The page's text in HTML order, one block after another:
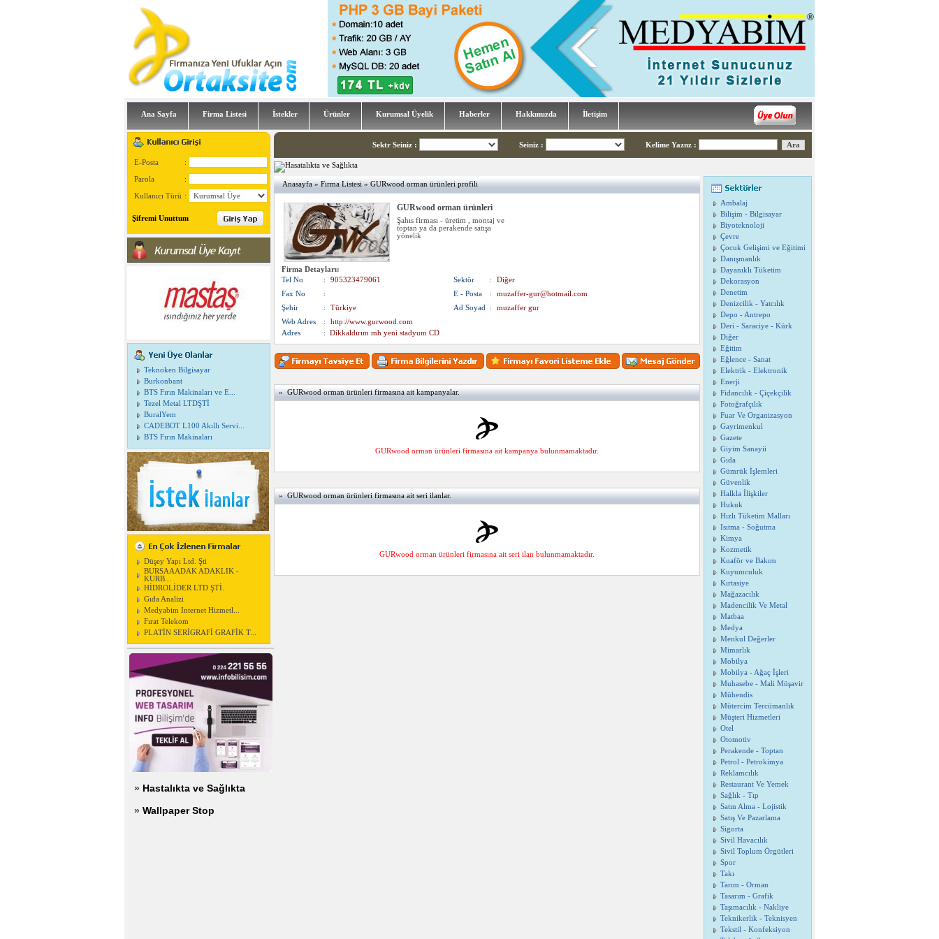
Ana Sayfa Firma Listesi İstekler Ürünler Kurumsal Üyelik Haberler Hakkımızda İletişim
E-Posta :
Parola :
Kullanıcı Türü :
Şifremi Unuttum
Teknoken Bilgisayar
Burkonbant
BTS Fırın Makinaları ve E...
Tezel Metal LTDŞTİ
BuralYem
CADEBOT L100 Akıllı Servi...
BTS Fırın Makinaları
Düşey Yapı Ltd. Şti
BURSAAADAK ADAKLIK -
KURB...
HİDROLİDER LTD ŞTİ.
Gıda Analizi
Medyabim Internet Hizmetl...
Fırat Telekom
PLATİN SERİGRAFİ GRAFİK T...
» Hastalıkta ve Sağlıkta
» Wallpaper Stop
Sektr Seiniz : Seiniz : Kelime Yaznz :
Anasayfa»Firma Listesi» GURwood orman ürünleri profili
GURwood orman ürünleri
Şahıs firması - üretim , montaj ve
toptan ya da perakende satışa
yönelik
Firma Detayları:
Tel No
: 905323479061 Sektör :
Diğer
Fax No
: E - Posta :
muzaffer-gur@hotmail.com
Şehir
: Türkiye Ad Soyad :
muzaffer gur
Web Adres
:
http://www.gurwood.com
Adres
: Dikkaldırım mh yeni stadyum CD
» GURwood orman ürünleri firmasına ait kampanyalar.
GURwood orman ürünleri firmasına ait kampanya bulunmamaktadır.
» GURwood orman ürünleri firmasına ait seri ilanlar.
GURwood orman ürünleri firmasına ait seri ilan bulunmamaktadır.
Ambalaj
Bilişim - Bilgisayar
Biyoteknoloji
Çevre
Çocuk Gelişimi ve Eğitimi
Danışmanlık
Dayanıklı Tüketim
Dekorasyon
Denetim
Denizcilik - Yatcılık
Depo - Antrepo
Deri - Saraciye - Kürk
Diğer
Eğitim
Eğlence - Sanat
Elektrik - Elektronik
Enerji
Fidancılık - Çiçekçilik
Fotoğrafçılık
Fuar Ve Organizasyon
Gayrimenkul
Gazete
Giyim Sanayii
Gıda
Gümrük İşlemleri
Güvenlik
Halkla İlişkiler
Hukuk
Hızlı Tüketim Malları
Isıtma - Soğutma
Kimya
Kozmetik
Kuaför ve Bakım
Kuyumculuk
Kırtasiye
Mağazacılık
Madencilik Ve Metal
Matbaa
Medya
Menkul Değerler
Mimarlık
Mobilya
Mobilya - Ağaç İşleri
Muhasebe - Mali Müşavir
Mühendis
Mütercim Tercümanlık
Müşteri Hizmetleri
Otel
Otomotiv
Perakende - Toptan
Petrol - Petrokimya
Reklamcılık
Restaurant Ve Yemek
Sağlık - Tıp
Satın Alma - Lojistik
Satış Ve Pazarlama
Sigorta
Sivil Havacılık
Sivil Toplum Örgütleri
Spor
Takı
Tarım - Orman
Tasarım - Grafik
Taşımacılık - Nakliye
Teknikerlik - Teknisyen
Tekstil - Konfeksiyon